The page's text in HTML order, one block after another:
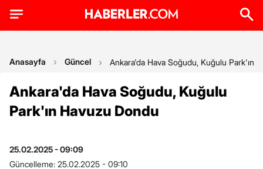
Anasayfa Güncel Ankara'da Hava Soğudu, Kuğulu Park'ın
Ankara'da Hava Soğudu, Kuğulu
Park'ın Havuzu Dondu
25.02.2025 - 09:09
Güncelleme: 25.02.2025 - 09:10